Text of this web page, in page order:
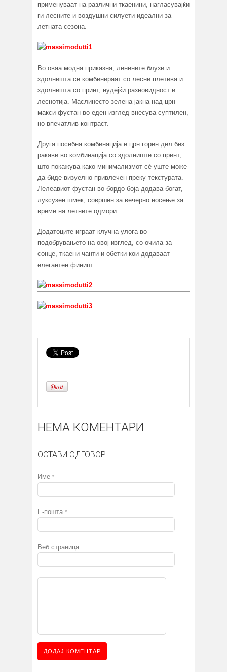
применуваат на различни ткаенини, нагласувајќи
ги лесните и воздушни силуети идеални за
летната сезона.
Во оваа модна приказна, ленените блузи и
здолништа се комбинираат со лесни плетива и
здолништа со принт, нудејќи разновидност и
леснотија. Маслинесто зелена јакна над црн
макси фустан во еден изглед внесува суптилен,
но впечатлив контраст.
Другa посебна комбинација е црн горен дел без
ракави во комбинација со здолниште со принт,
што покажува како минимализмот сè уште може
да биде визуелно привлечен преку текстурата.
Лелеавиот фустан во бордо боја додава богат,
луксузен шмек, совршен за вечерно носење за
време на летните одмори.
Додатоците играат клучна улога во
подобрувањето на овој изглед, со очила за
сонце, ткаени чанти и обетки кои додаваат
елегантен финиш.
НЕМА КОМЕНТАРИ
ОСТАВИ ОДГОВОР
Име *
Е-пошта *
Веб страница